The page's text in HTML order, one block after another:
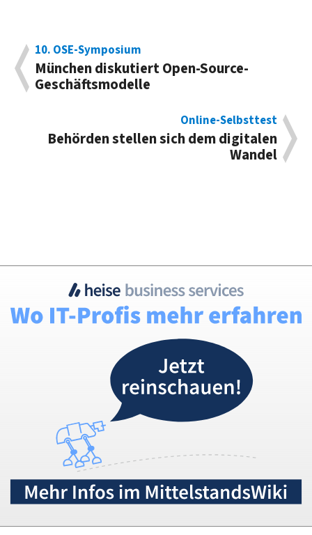
10. OSE-Symposium
München diskutiert Open-Source-
Geschäftsmodelle
Online-Selbsttest
Behörden stellen sich dem digitalen
Wandel